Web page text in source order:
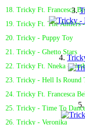
18. Tricky Ft. Francesca
19. Tricky Ft. The Antlers -
20. Tricky - Puppy Toy
21. Tricky - Ghetto Stars
22. Tricky Ft. Nneka -
23. Tricky - Hell Is Round
24. Tricky Ft. Francesca
25. Tricky - Time To
26. Tricky - Veronika
3.
4.
5.